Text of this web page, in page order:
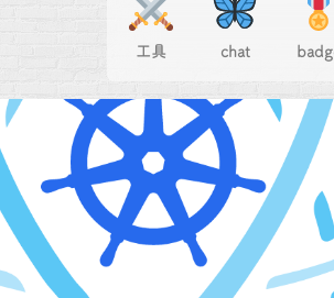
工具 chat